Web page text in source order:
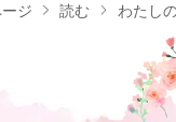
ジ 読む わたし